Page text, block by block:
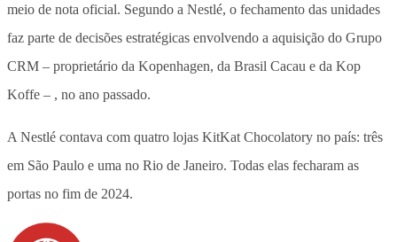
meio de nota oficial. Segundo a Nestlé, o fechamento das unidades
faz parte de decisões estratégicas envolvendo a aquisição do Grupo
CRM – proprietário da Kopenhagen, da Brasil Cacau e da Kop
Koffe – , no ano passado.
A Nestlé contava com quatro lojas KitKat Chocolatory no país: três
em São Paulo e uma no Rio de Janeiro. Todas elas fecharam as
portas no fim de 2024.